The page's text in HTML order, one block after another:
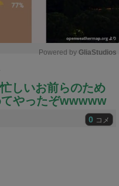
u
t
Powered by GliaStudios
しいお前らのため
やったぞwwwww
0 コメ